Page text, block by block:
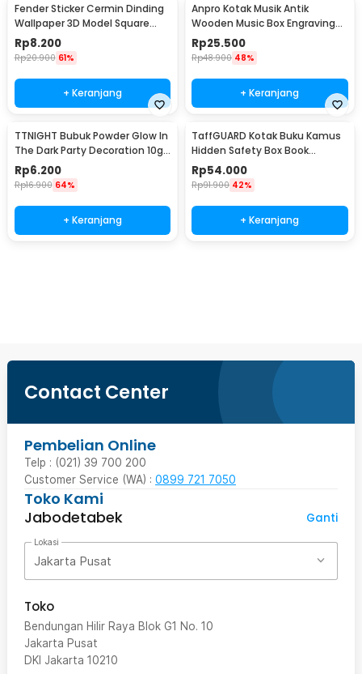
Fender Sticker Cermin Dinding
Wallpaper 3D Model Square
Mirror 9 PCS - Q353
Rp8.200
Rp20.900 61%
+ Keranjang
Anpro Kotak Musik Antik
Wooden Music Box Engraving
Harry Potter - ADQ0194
Rp25.500
Rp48.900 48%
+ Keranjang
TTNIGHT Bubuk Powder Glow In
The Dark Party Decoration 10g
- T01
Rp6.200
Rp16.900 64%
+ Keranjang
TaffGUARD Kotak Buku Kamus
Hidden Safety Box Book
Password Lock Size S - KB-10P
Rp54.000
Rp91.900 42%
+ Keranjang
Contact Center
Pembelian Online
Telp : (021) 39 700 200
Customer Service (WA) : 0899 721 7050
Toko Kami
Jabodetabek
Ganti
Lokasi
Jakarta Pusat
Toko
Bendungan Hilir Raya Blok G1 No. 10
Jakarta Pusat
DKI Jakarta 10210